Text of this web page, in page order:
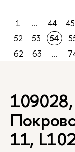
1 ... 44 45
52
53 54
62
63 ...
11,